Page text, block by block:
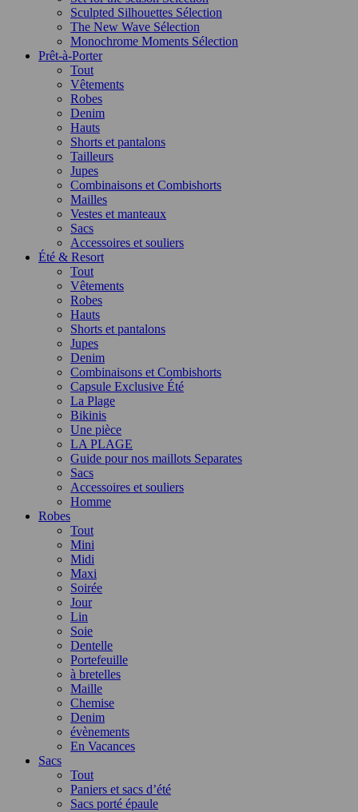
Sculpted Silhouettes Sélection
The New Wave Sélection
Monochrome Moments Sélection
Prêt-à-Porter
Tout
Vêtements
Robes
Denim
Hauts
Shorts et pantalons
Tailleurs
Jupes
Combinaisons et Combishorts
Mailles
Vestes et manteaux
Sacs
Accessoires et souliers
Été & Resort
Tout
Vêtements
Robes
Hauts
Shorts et pantalons
Jupes
Denim
Combinaisons et Combishorts
Capsule Exclusive Été
La Plage
Bikinis
Une pièce
LA PLAGE
Guide pour nos maillots Separates
Sacs
Accessoires et souliers
Homme
Robes
Tout
Mini
Midi
Maxi
Soirée
Jour
Lin
Soie
Dentelle
Portefeuille
à bretelles
Maille
Chemise
Denim
évènements
En Vacances
Sacs
Tout
Paniers et sacs d’été
Sacs porté épaule